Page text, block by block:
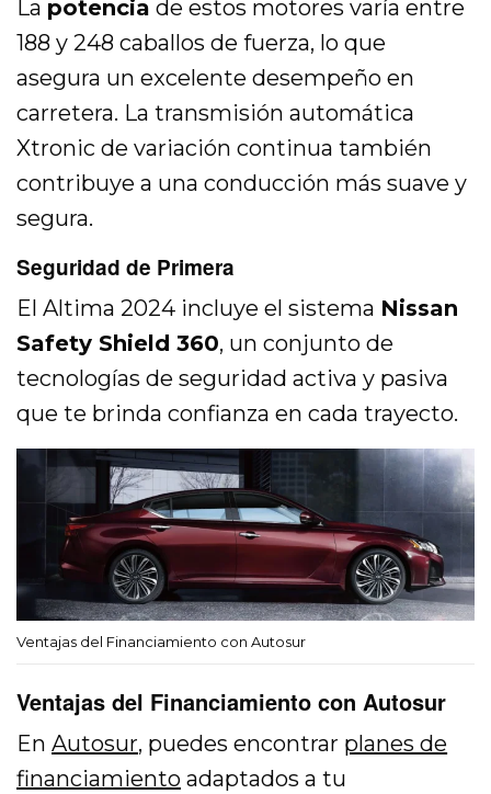
La potencia de estos motores varía entre
188 y 248 caballos de fuerza, lo que
asegura un excelente desempeño en
carretera. La transmisión automática
Xtronic de variación continua también
contribuye a una conducción más suave y
segura.
Seguridad de Primera
El Altima 2024 incluye el sistema Nissan
Safety Shield 360, un conjunto de
tecnologías de seguridad activa y pasiva
que te brinda confianza en cada trayecto.
Ventajas del Financiamiento con Autosur
Ventajas del Financiamiento con Autosur
EnAutosur, puedes encontrar planes de
financiamiento adaptados a tu